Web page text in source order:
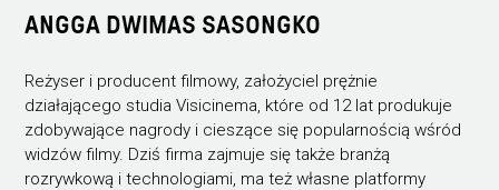
ANGGA DWIMAS SASONGKO
Reżyser i producent filmowy, założyciel prężnie
działającego studia Visicinema, które od 12 lat produkuje
zdobywające nagrody i cieszące się popularnością wśród
widzów filmy. Dziś firma zajmuje się także branżą
rozrywkową i technologiami, ma też własne platformy